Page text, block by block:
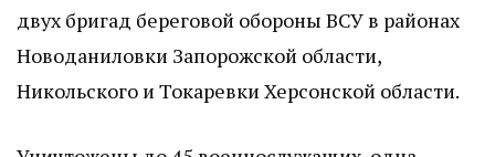
двух бригад береговой обороны ВСУ в районах
Новоданиловки Запорожской области,
Никольского и Токаревки Херсонской области.